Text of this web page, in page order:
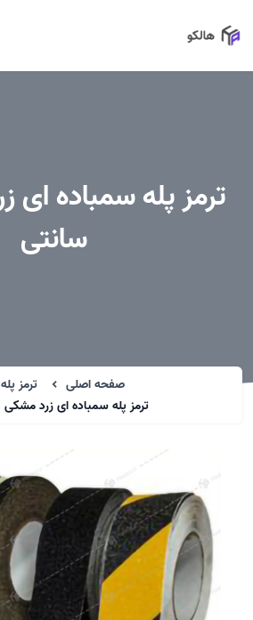
سانتی
صفحه اصلی
ترمز پله
ترمز پله سمباده ای زرد مشکی 5 سانتی